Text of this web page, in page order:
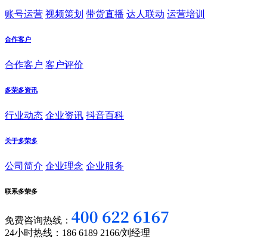
账号运营 视频策划 带货直播 达人联动 运营培训
合作客户
合作客户 客户评价
多荣多资讯
行业动态 企业资讯 抖音百科
关于多荣多
公司简介 企业理念 企业服务
联系多荣多
免费咨询热线：
24小时热线：186 6189 2166/刘经理